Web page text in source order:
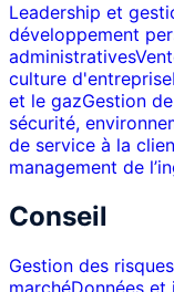
Leadership et
développement
administratives
culture d'entreprise
et le gazGestion
sécurité,
de service à la
management de
Conseil
Gestion des risques